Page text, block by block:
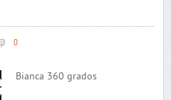
0
Bianca 360 grados